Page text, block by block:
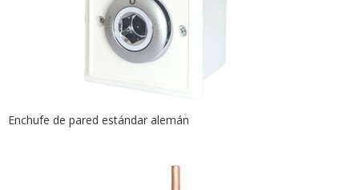
Enchufe de pared estándar alemán